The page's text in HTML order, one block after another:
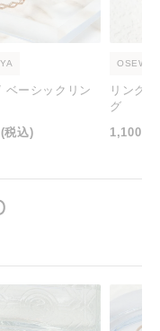
ベーシックリン
(税込)
リング /
グ
1,100円